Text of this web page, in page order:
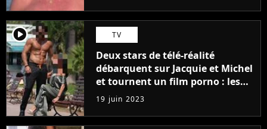
player2 TV
Deux stars de télé-réalité
débarquent sur Jacquie et Michel
et tournent un film porno : les
premières images du tournage
(exclu)
19 juin 2023